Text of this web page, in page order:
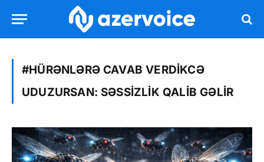
#HÜRƏNLƏRƏ CAVAB VERDIKCƏ
UDUZURSAN: SƏSSIZLIK QALIB GƏLIR